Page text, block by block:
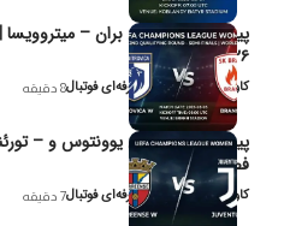
پیش‌بینی و تحلیل بران – میتروویسا
۲۰۲۶
کاوه نیک‌فر، تحلیل‌گر حرفه‌ای فوتبال8 دقیقه
پیش‌بینی و تحلیل یوونتوس و –
فصل ۲۰۲۶
کاوه نیک‌فر، تحلیل‌گر حرفه‌ای فوتبال7 دقیقه